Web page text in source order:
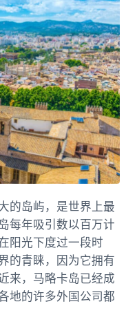
的岛屿，是世界上最
每年吸引数以百万计
阳光下度过一段时
的青睐，因为它拥有
来，马略卡岛已经成
地的许多外国公司都